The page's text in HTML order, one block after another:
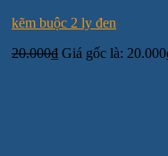
kẽm buộc 2 ly đen
20.000₫ Giá gốc là: